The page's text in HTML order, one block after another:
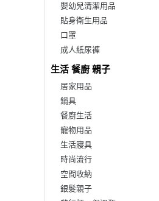
嬰幼兒清潔用品
貼身衛生用品
口罩
成人紙尿褲
生活 餐廚 親子
居家用品
鍋具
餐廚生活
寵物用品
生活寢具
時尚流行
空間收納
銀髮親子